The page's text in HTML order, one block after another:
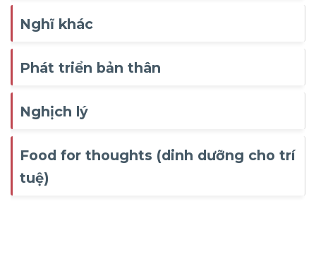
Nghĩ khác
Phát triển bản thân
Nghịch lý
Food for thoughts (dinh dưỡng cho trí
tuệ)